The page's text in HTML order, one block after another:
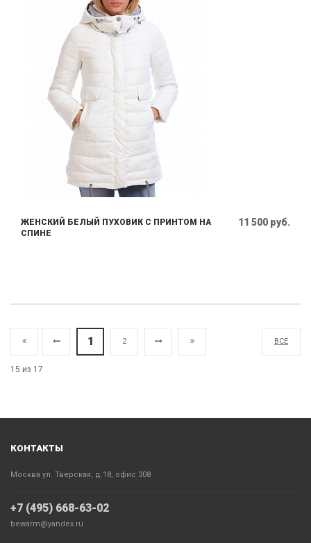
ЖЕНСКИЙ БЕЛЫЙ ПУХОВИК С ПРИНТОМ НА
СПИНЕ
11 500 руб.
1 2 ВСЕ
15 из 17
КОНТАКТЫ
Москва ул. Тверская, д.18, офис 308
+7 (495) 668-63-02
bewarm@yandex.ru